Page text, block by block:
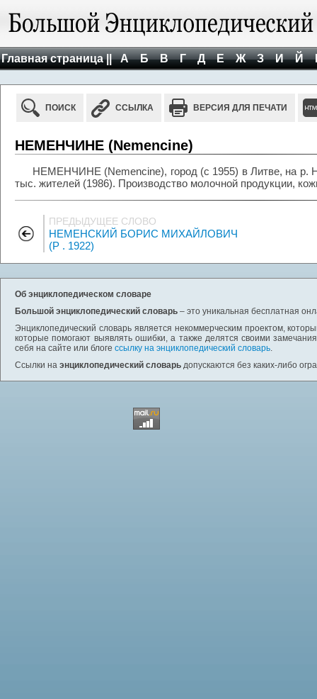
Главная страница || А Б В Г Д Е Ж З И Й
ПОИСК ССЫЛКА ВЕРСИЯ ДЛЯ ПЕЧАТИ
НЕМЕНЧИНЕ (Nemencine)
НЕМЕНЧИНЕ (Nemencine), город (с 1955) в Литве, на р.
тыс. жителей (1986). Производство молочной продукции,
ПРЕДЫДУЩЕЕ СЛОВО
НЕМЕНСКИЙ БОРИС МИХАЙЛОВИЧ
(Р . 1922)
Об энциклопедическом словаре
Большой энциклопедический словарь – это уникальная бесплатная
Энциклопедический словарь является некоммерческим проектом,
которые помогают выявлять ошибки, а также делятся своими
себя на сайте или блоге ссылку на энциклопедический словарь.
Ссылки на энциклопедический словарь допускаются без каких-либо